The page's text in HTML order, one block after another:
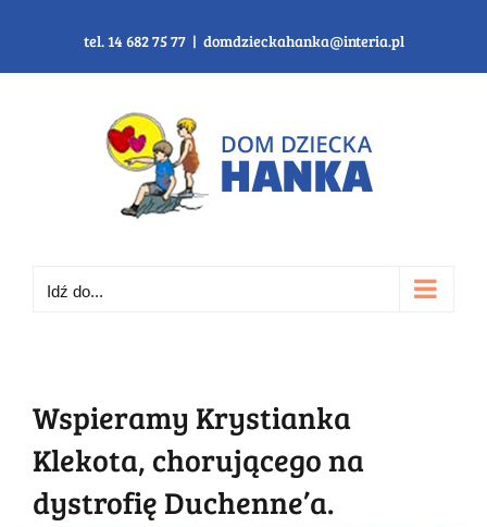
tel. 14 682 75 77 | domdzieckahanka@interia.pl
Idź do...
Wspieramy Krystianka
Klekota, chorującego na
dystrofię Duchenne’a.